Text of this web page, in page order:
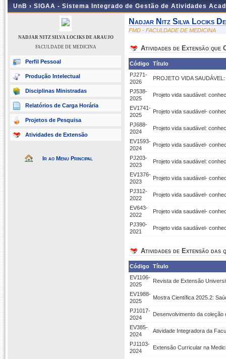
UnB › SIGAA - Sistema Integrado de Gestão de Atividades
NADJAR NITZ SILVA LOCIKS DE ARAUJO
FACULDADE DE MEDICINA
Perfil Pessoal
Produção Intelectual
Disciplinas Ministradas
Relatórios de Carga Horária
Projetos de Pesquisa
Atividades de Extensão
Ir ao Menu Principal
Nadjar Nitz Silva Lociks
FMD - FACULDADE DE MEDICINA
Atividades de Extensão que
Código Título
PJ271-
2026
PROJETO VIDA
PJ538-
2025
Projeto vida saudável:
EV1741-
2025
Projeto vida saudável-
PJ688-
2024
Projeto vida saudável:
EV1593-
2024
Projeto vida saudável-
PJ203-
2023
Projeto vida saudável:
EV1376-
2023
Projeto vida saudável-
PJ312-
2022
Projeto vida saudável-
EV643-
2022
Projeto vida saudável-
PJ390-
2021
Projeto vida saudável-
Atividades de Extensão das
Código Título
EV1106-
2025
Revista de Extensão
EV1988-
2025
Mostra Científica 2025.2:
PJ1017-
2024
Desenvolvimento da coleção
EV385-
2024
Atividade Integradora da
PJ1103-
2024
Extensão Curricular na